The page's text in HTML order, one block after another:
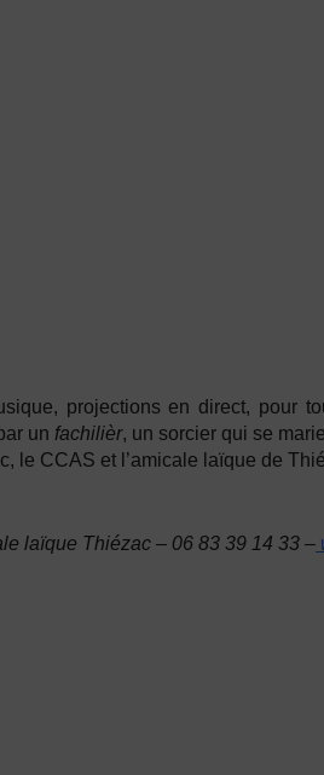
projections en direct, pour
un fachilièr, un sorcier qui se
le CCAS et l’amicale laïque de
laïque Thiézac – 06 83 39 14 33 –